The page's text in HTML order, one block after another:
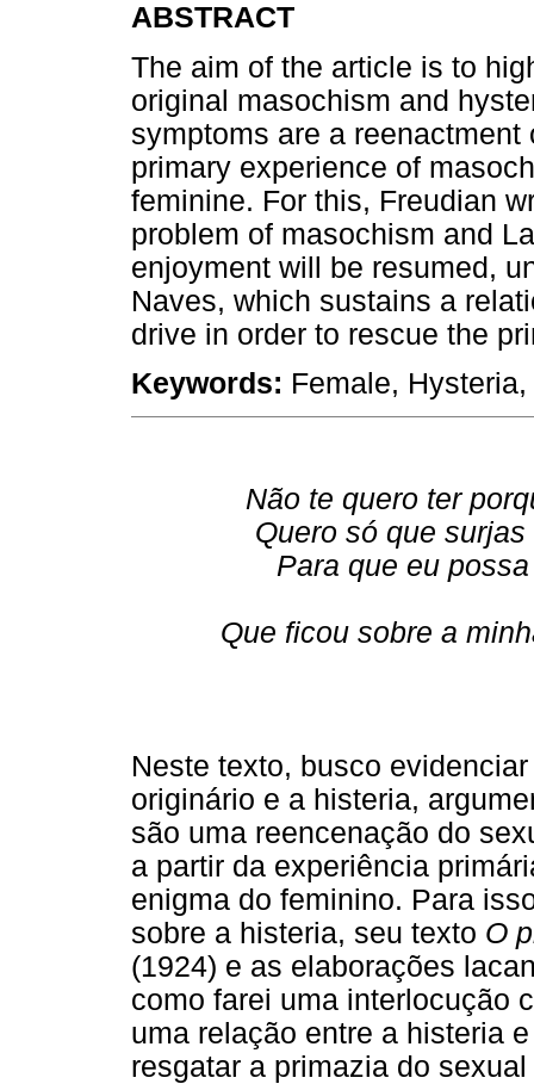
ABSTRACT
The aim of the article is to
original masochism and
symptoms are a
primary experience of
feminine. For this, Freudian
problem of masochism and
enjoyment will be resumed,
Naves, which sustains a
drive in order to rescue the
Keywords: Female,
Não te quero ter
Quero só que
Para que eu
Que ficou sobre a
Neste texto, busco
originário e a histeria,
são uma reencenação do
a partir da experiência
enigma do feminino. Para
sobre a histeria, seu texto O
(1924) e as elaborações
como farei uma interlocução
uma relação entre a histeria
resgatar a primazia do